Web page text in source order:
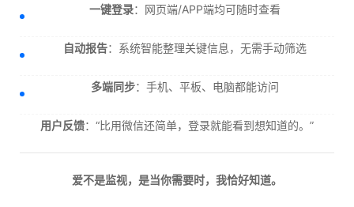
一键登录：网页端/APP端均可随时查看
自动报告：系统智能整理关键信息，无需手动筛选
多端同步：手机、平板、电脑都能访问
用户反馈：“比用微信还简单，登录就能看到想知道的。”
爱不是监视，是当你需要时，我恰好知道。